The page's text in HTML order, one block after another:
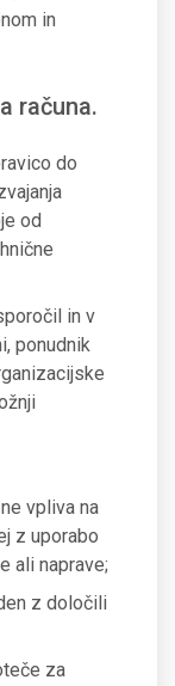
in
računa.
do
od
in v
ponudnik
vpliva na
z uporabo
ali naprave;
z določili
za